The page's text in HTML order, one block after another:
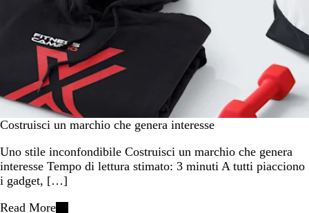
Costruisci un marchio che genera interesse
Uno stile inconfondibile Costruisci un marchio che genera
interesse Tempo di lettura stimato: 3 minuti A tutti piacciono
i gadget, […]
Read More